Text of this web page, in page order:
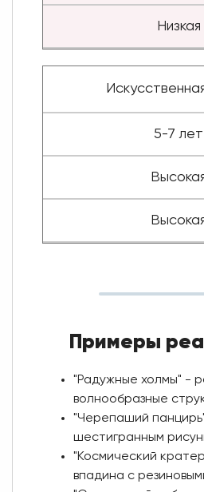
Низкая
5-7 лет
Примеры
"Радужные холмы" -
волнообразные
"Черепаший
шестигранным
"Космический
впадина с